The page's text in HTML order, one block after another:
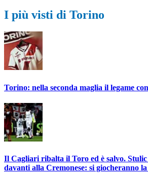
I più visti di Torino
Torino: nella seconda maglia il legame
Il Cagliari ribalta il Toro ed è salvo.
davanti alla Cremonese: si giocheranno